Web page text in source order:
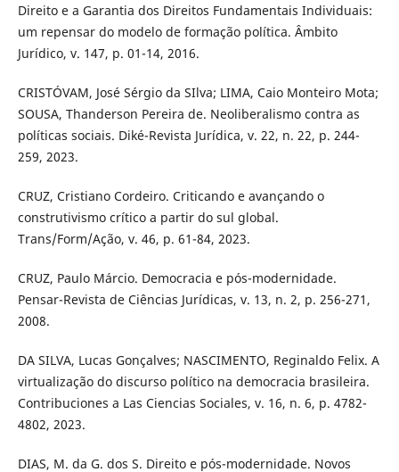
Direito e a Garantia dos Direitos Fundamentais Individuais:
um repensar do modelo de formação política. Âmbito
Jurídico, v. 147, p. 01-14, 2016.
CRISTÓVAM, José Sérgio da SIlva; LIMA, Caio Monteiro Mota;
SOUSA, Thanderson Pereira de. Neoliberalismo contra as
políticas sociais. Diké-Revista Jurídica, v. 22, n. 22, p. 244-
259, 2023.
CRUZ, Cristiano Cordeiro. Criticando e avançando o
construtivismo crítico a partir do sul global.
Trans/Form/Ação, v. 46, p. 61-84, 2023.
CRUZ, Paulo Márcio. Democracia e pós-modernidade.
Pensar-Revista de Ciências Jurídicas, v. 13, n. 2, p. 256-271,
2008.
DA SILVA, Lucas Gonçalves; NASCIMENTO, Reginaldo Felix. A
virtualização do discurso político na democracia brasileira.
Contribuciones a Las Ciencias Sociales, v. 16, n. 6, p. 4782-
4802, 2023.
DIAS, M. da G. dos S. Direito e pós-modernidade. Novos